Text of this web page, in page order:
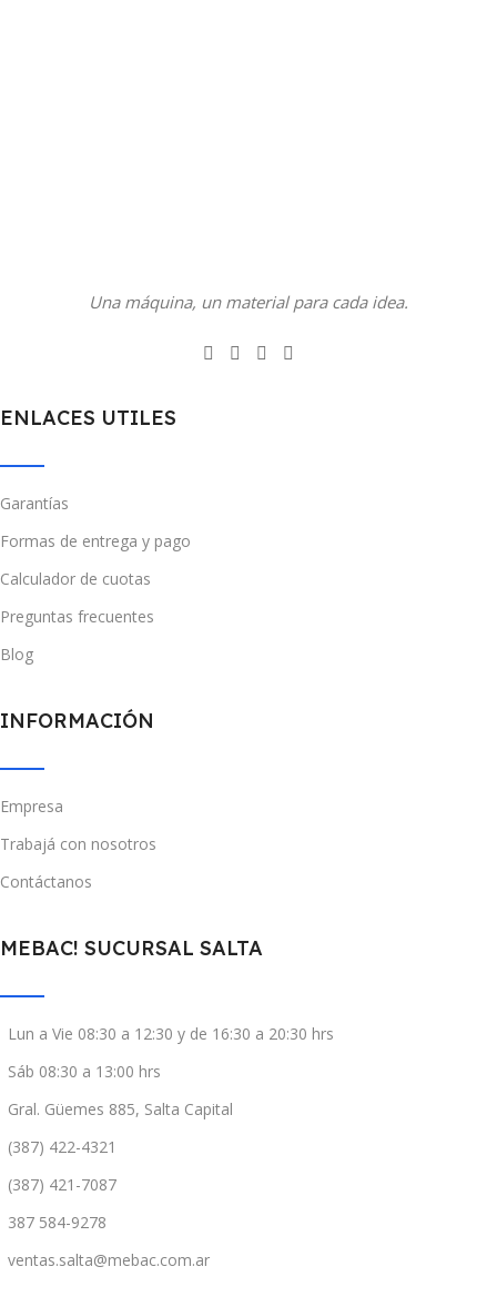
Una máquina, un material para cada idea.
ENLACES UTILES
Garantías
Formas de entrega y pago
Calculador de cuotas
Preguntas frecuentes
Blog
INFORMACIÓN
Empresa
Trabajá con nosotros
Contáctanos
MEBAC! SUCURSAL SALTA
Lun a Vie 08:30 a 12:30 y de 16:30 a 20:30 hrs
Sáb 08:30 a 13:00 hrs
Gral. Güemes 885, Salta Capital
(387) 422-4321
(387) 421-7087
387 584-9278
ventas.salta@mebac.com.ar